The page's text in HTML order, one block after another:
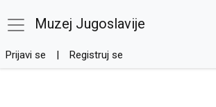
Muzej Jugoslavije
Prijavi se Registruj se